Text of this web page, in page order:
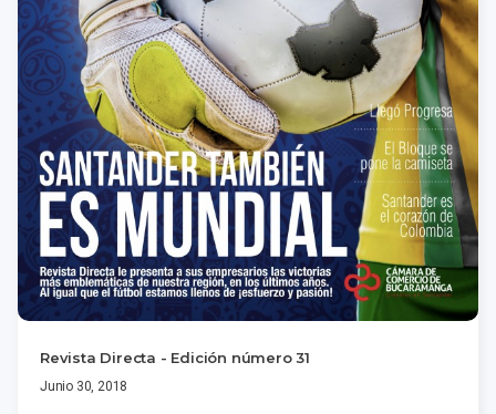
Revista Directa - Edición número 31
Junio 30, 2018